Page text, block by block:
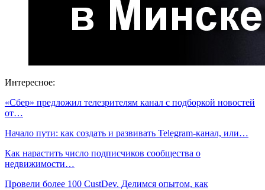
Интересное:
«Сбер» предложил телезрителям канал с подборкой новостей
от…
Начало пути: как создать и развивать Telegram-канал, или…
Как нарастить число подписчиков сообщества о
недвижимости…
Провели более 100 CustDev. Делимся опытом, как